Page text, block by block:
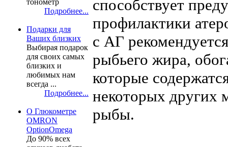
тонометр
Подробнее...
Подарки для
Ваших близких
Выбирая подарок
для своих самых
близких и
любимых нам
всегда ...
Подробнее...
О Глюкометре
OMRON
OptionOmega
До 90% всех
способствует
профилактики
с АГ
рыбьего жира,
которые
некоторых других
рыбы.